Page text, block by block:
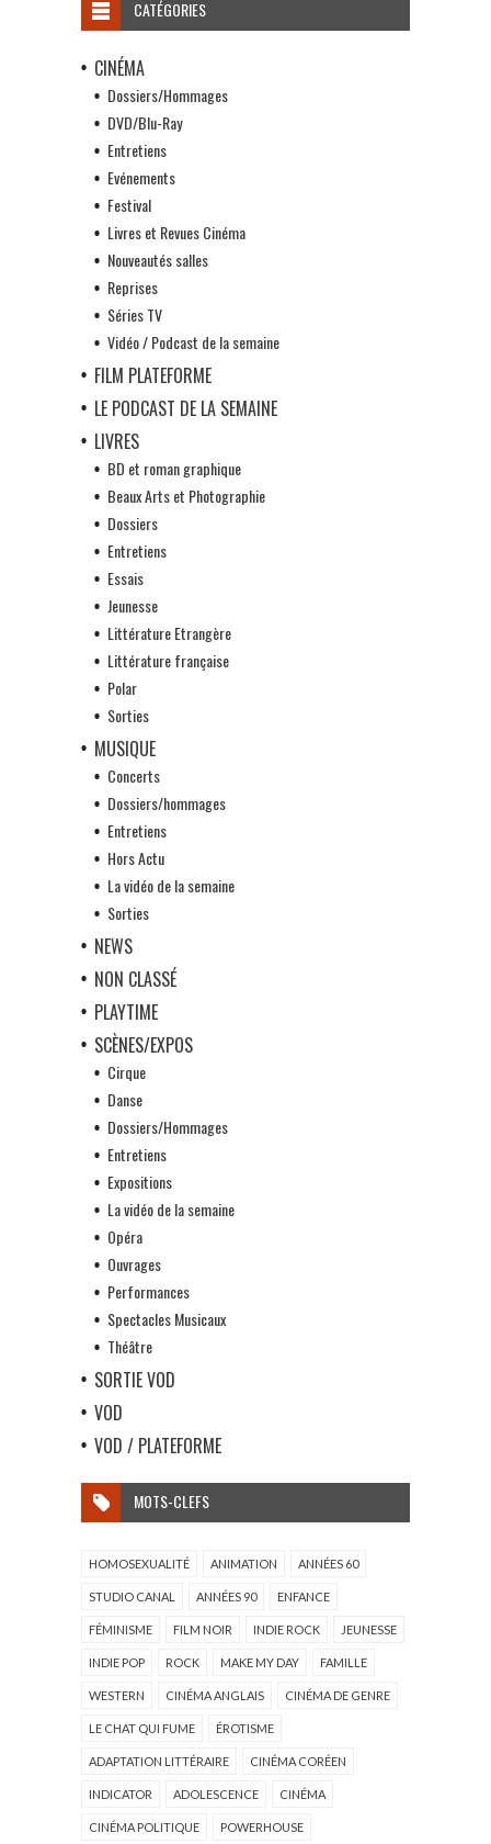
CATÉGORIES
CINÉMA
Dossiers/Hommages
DVD/Blu-Ray
Entretiens
Evénements
Festival
Livres et Revues Cinéma
Nouveautés salles
Reprises
Séries TV
Vidéo / Podcast de la semaine
FILM PLATEFORME
LE PODCAST DE LA SEMAINE
LIVRES
BD et roman graphique
Beaux Arts et Photographie
Dossiers
Entretiens
Essais
Jeunesse
Littérature Etrangère
Littérature française
Polar
Sorties
MUSIQUE
Concerts
Dossiers/hommages
Entretiens
Hors Actu
La vidéo de la semaine
Sorties
NEWS
NON CLASSÉ
PLAYTIME
SCÈNES/EXPOS
Cirque
Danse
Dossiers/Hommages
Entretiens
Expositions
La vidéo de la semaine
Opéra
Ouvrages
Performances
Spectacles Musicaux
Théâtre
SORTIE VOD
VOD
VOD / PLATEFORME
MOTS-CLEFS
HOMOSEXUALITÉ ANIMATION ANNÉES 60
STUDIO CANAL ANNÉES 90 ENFANCE
FÉMINISME FILM NOIR INDIE ROCK JEUNESSE
INDIE POP ROCK MAKE MY DAY FAMILLE
WESTERN CINÉMA ANGLAIS CINÉMA DE GENRE
LE CHAT QUI FUME ÉROTISME
ADAPTATION LITTÉRAIRE CINÉMA CORÉEN
INDICATOR ADOLESCENCE CINÉMA
CINÉMA POLITIQUE POWERHOUSE